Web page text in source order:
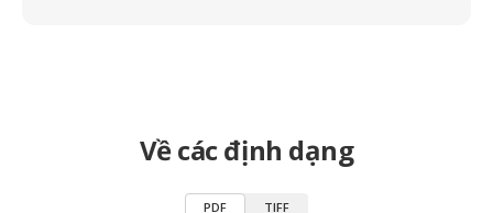
Về các định dạng
PDF TIFF